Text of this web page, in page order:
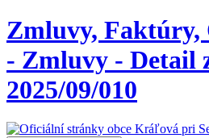
Zmluvy, Faktúry,
- Zmluvy - Detail
2025/09/010